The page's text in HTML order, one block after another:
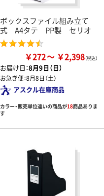
ボックスファイル組み立て
式 A4タテ PP製 セリオ
￥272 ￥2,398
お届け日：8月9日（日）
お急ぎ便：8月8日（土）
アスクル在庫商品
カラー・販売単位違いの商品が18商品ありま
す